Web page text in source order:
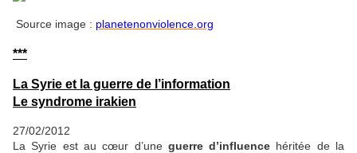
Source image : planetenonviolence.org
***
La Syrie et la guerre de l’information
Le syndrome irakien
27/02/2012
La Syrie est au cœur d’une guerre d’influence héritée de la